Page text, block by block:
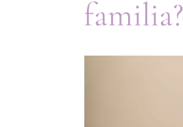
familia?